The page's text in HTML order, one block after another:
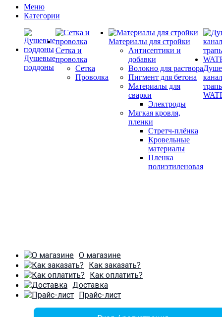
Меню
Категории
Душевые
поддоны
Сетка и
проволка
Сетка
Проволка
Материалы для стройки
Антисептики и
добавки
Волокно для раствора
Пигмент для бетона
Материалы для
сварки
Электроды
Мягкая кровля,
пленки
Стретч-плёнка
Кровельные
материалы
Пленка
полиэтиленовая
О магазине
Как заказать?
Как оплатить?
Доставка
Прайс-лист